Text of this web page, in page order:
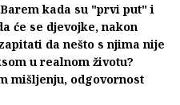
kada su "prvi put" i
će se djevojke, nakon
da nešto s njima nije
u realnom životu?
mišljenju, odgovornost